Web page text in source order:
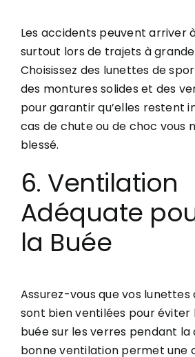
Les accidents peuvent arriver
surtout lors de trajets à
Choisissez des lunettes de
des montures solides et des
pour garantir qu’elles restent
cas de chute ou de choc vous
blessé.
6. Ventilation
Adéquate
la Buée
Assurez-vous que vos
sont bien ventilées pour
buée sur les verres pendant la
bonne ventilation permet une